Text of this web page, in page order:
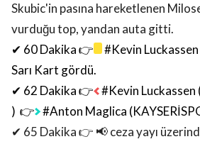
Skubic'in pasına hareketlenen
vurduğu top, yandan auta gitti.
✔ 60 Dakika 👉
#Kevin
Sarı Kart gördü.
✔ 62 Dakika 👉 #Kevin Luckassen
) 👉 #Anton Maglica
✔ 65 Dakika 👉 📢ceza yayı